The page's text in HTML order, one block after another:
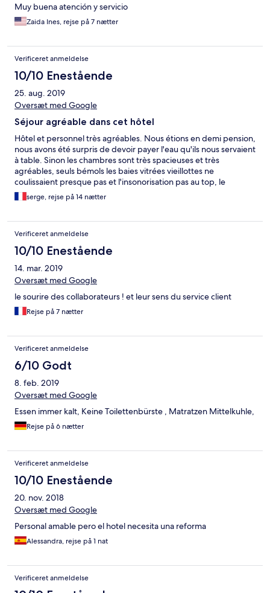
Muy buena atención y servicio
Zaida Ines, rejse på 7 nætter
Verificeret anmeldelse
10/10 Enestående
25. aug. 2019
Oversæt med Google
Séjour agréable dans cet hôtel
Hôtel et personnel très agréables. Nous étions en demi pension,
nous avons été surpris de devoir payer l'eau qu'ils nous servaient
à table. Sinon les chambres sont très spacieuses et très
agréables, seuls bémols les baies vitrées vieillottes ne
coulissaient presque pas et l'insonorisation pas au top, le
ventilateur au plafond ne suffisait pas à refroidir l'air très chaud
dans la pièce. De même la seule climatisation de l'hôtel dans la
rien à dire sur les repas, sur la propreté, l'accueil et les services
de cet hôtel. À recommander mais mérite quelques travaux de
rénovation.
serge, rejse på 14 nætter
Verificeret anmeldelse
10/10 Enestående
14. mar. 2019
Oversæt med Google
le sourire des collaborateurs ! et leur sens du service client
Rejse på 7 nætter
Verificeret anmeldelse
6/10 Godt
8. feb. 2019
Oversæt med Google
Essen immer kalt, Keine Toilettenbürste , Matratzen Mittelkuhle,
Rejse på 6 nætter
Verificeret anmeldelse
10/10 Enestående
20. nov. 2018
Oversæt med Google
Personal amable pero el hotel necesita una reforma
Alessandra, rejse på 1 nat
Verificeret anmeldelse